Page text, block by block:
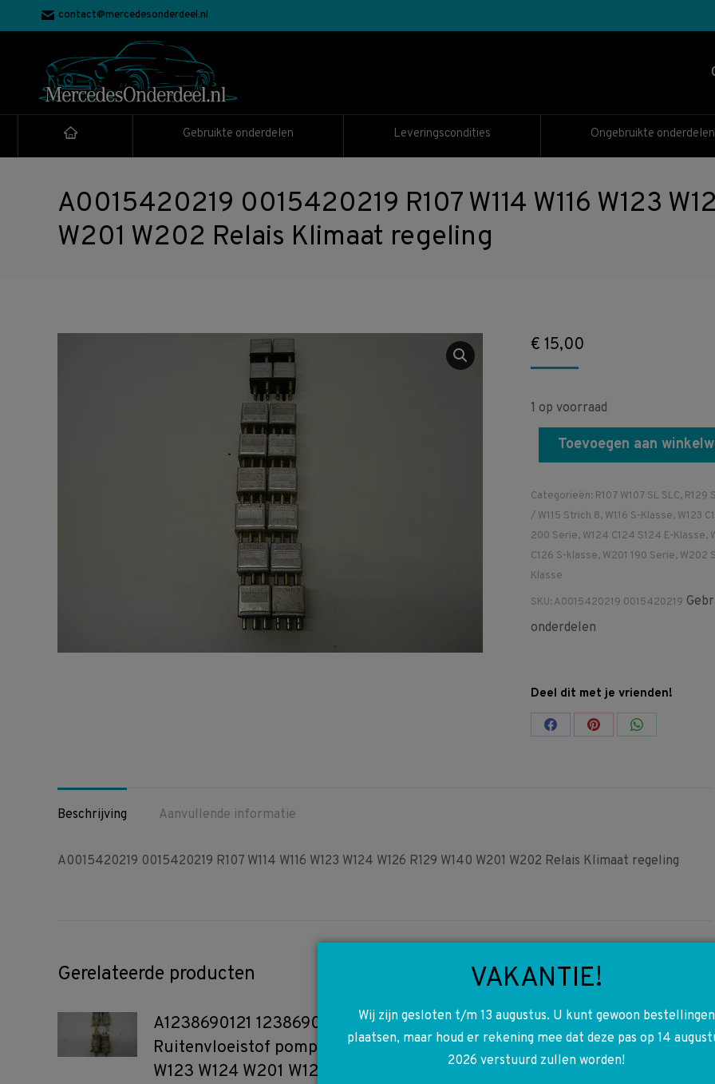
contact@mercedesonderdeel.nl
Gebruikte onderdelen Leveringscondities Ongebruikte onderdelen
A0015420219 0015420219 R107 W114 W116 W123
W201 W202 Relais Klimaat regeling
€ 15,00
1 op voorraad
Toevoegen aan
Categorieën: R107 W107 SL SLC, R129
/ W115 Strich 8, W116 S-Klasse, W123
200 Serie, W124 C124 S124 E-Klasse,
C126 S-klasse, W201 190 Serie, W202
Klasse
SKU:A0015420219 0015420219
onderdelen
Deel dit met je vrienden!
Share Share Share
Beschrijving
Aanvullende informatie
A0015420219 0015420219 R107 W114 W116 W123 W124 W126 R129 W140 W201 W202 Relais Klimaat regeling
Gerelateerde producten
A1238690121 1238690121
Ruitenvloeistof pomp R107
W123 W124 W201 W126
A1248204810 1248204810
KZ Raamschakelaar links
VAKANTIE!
Wij zijn gesloten t/m 13 augustus. U kunt gewoon bestellingen
plaatsen, maar houd er rekening mee dat deze pas op 14
2026 verstuurd zullen worden!